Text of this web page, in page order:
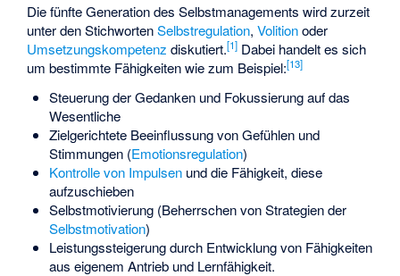
Die fünfte Generation des Selbstmanagements wird zurzeit
unter den StichwortenSelbstregulation,Volitionoder
Umsetzungskompetenz diskutiert.[1] Dabei handelt es sich
um bestimmte Fähigkeiten wie zum Beispiel:[13]
Steuerung der Gedanken und Fokussierung auf das
Wesentliche
Zielgerichtete Beeinflussung von Gefühlen und
Stimmungen (Emotionsregulation)
Kontrolle von Impulsenund die Fähigkeit, diese
aufzuschieben
Selbstmotivierung (Beherrschen von Strategien der
Selbstmotivation)
Leistungssteigerung durch Entwicklung von Fähigkeiten
aus eigenem Antrieb und Lernfähigkeit.